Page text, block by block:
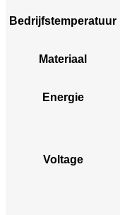
Bedrijfstemperatuur
Materiaal
Energie
Voltage